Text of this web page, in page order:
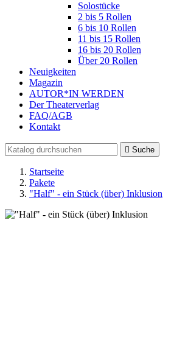
Solostücke
2 bis 5 Rollen
6 bis 10 Rollen
11 bis 15 Rollen
16 bis 20 Rollen
Über 20 Rollen
Neuigkeiten
Magazin
AUTOR*IN WERDEN
Der Theaterverlag
FAQ/AGB
Kontakt
 Suche
Startseite
Pakete
"Half" - ein Stück (über) Inklusion